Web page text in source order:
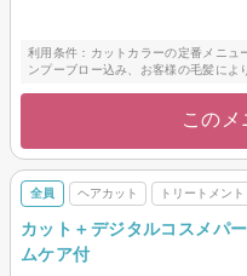
利用条件：カットカラーの定番メニ
ンプーブロー込み、お客様の毛髪によ
このメ
全員 ヘアカット トリートメント
カット＋デジタルコスメパ
ムケア付